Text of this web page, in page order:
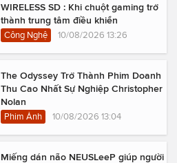
WIRELESS SD : Khi chuột gaming trở
thành trung tâm điều khiển
Công Nghệ 10/08/2026 13:26
The Odyssey Trở Thành Phim Doanh
Thu Cao Nhất Sự Nghiệp Christopher
Nolan
Phim Ảnh 10/08/2026 13:04
Miếng dán não NEUSLeeP giúp người